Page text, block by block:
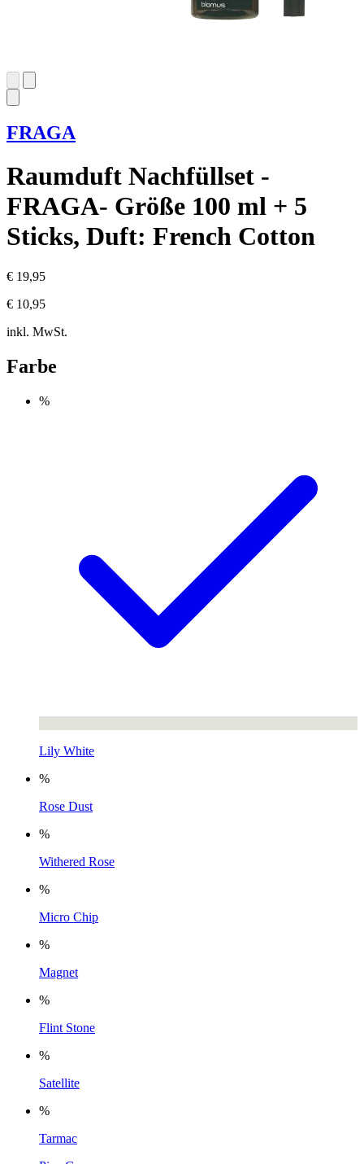
FRAGA
Raumduft Nachfüllset -
FRAGA- Größe 100 ml + 5
Sticks, Duft: French Cotton
€ 19,95
€ 10,95
inkl. MwSt.
Farbe
%
Lily White
%
Rose Dust
%
Withered Rose
%
Micro Chip
%
Magnet
%
Flint Stone
%
Satellite
%
Tarmac